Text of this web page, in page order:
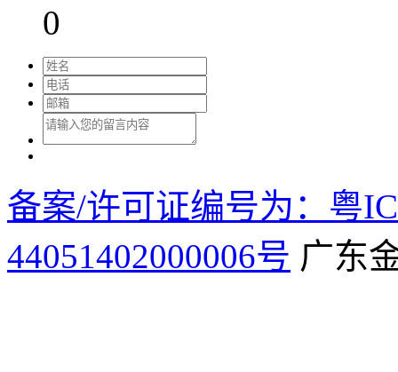
0
备案/许可证编号为：粤
44051402000006号 广东